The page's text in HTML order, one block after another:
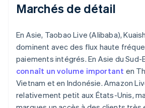
Marchés de détail
En Asie, Taobao Live (Alibaba),
dominent avec des flux haute
paiements intégrés. En Asie du Sud-
connaît un volume important en
Vietnam et en Indonésie. Amazon
relativement petit aux États-Unis,